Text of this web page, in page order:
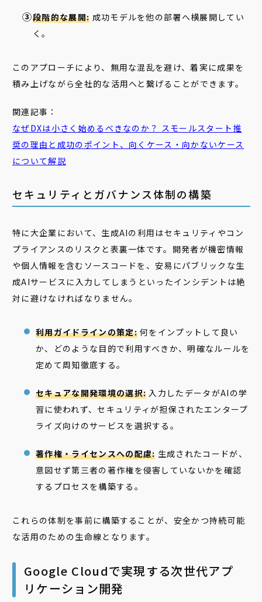
段階的な展開: 成功モデルを他の部署へ横展開してい
く。
このアプローチにより、無用な混乱を避け、着実に成果を
積み上げながら全社的な活用へと繋げることができます。
関連記事：
なぜDXは小さく始めるべきなのか？ スモールスタート 推
奨の理由と成功のポイント、向くケース・向かないケース
について解説
セキュリティとガバナンス体制の構築
特に大企業において、生成AIの利用はセキュリティやコン
プライアンスのリスクと表裏一体です。開発者が機密情報
や個人情報を含むソースコードを、安易にパブリックな生
成AIサービスに入力してしまうといったインシデントは絶
対に避けなければなりません。
利用ガイドラインの策定:何をインプットして良い
か、どのような目的で利用すべきか、明確なルールを
定めて周知徹底する。
セキュアな開発環境の選択: 入力したデータがAIの学
習に使われず、セキュリティが担保されたエンタープ
ライズ向けのサービスを選択する。
著作権・ライセンスへの配慮: 生成されたコードが、
意図せず第三者の著作権を侵害していないかを確認
するプロセスを構築する。
これらの体制を事前に構築することが、安全かつ持続可能
な活用のための生命線となります。
Google Cloudで実現する次世代アプ
リケーション開発